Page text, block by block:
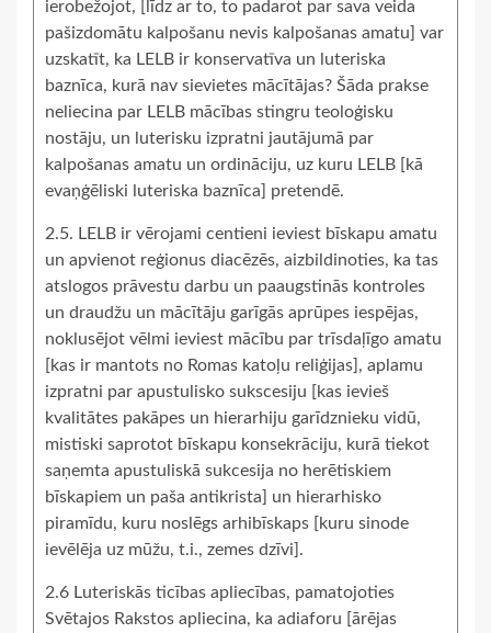
ierobežojot, [līdz ar to, to padarot par sava veida
pašizdomātu kalpošanu nevis kalpošanas amatu] var
uzskatīt, ka LELB ir konservatīva un luteriska
baznīca, kurā nav sievietes mācītājas? Šāda prakse
neliecina par LELB mācības stingru teoloģisku
nostāju, un luterisku izpratni jautājumā par
kalpošanas amatu un ordināciju, uz kuru LELB [kā
evaņģēliski luteriska baznīca] pretendē.
2.5. LELB ir vērojami centieni ieviest bīskapu amatu
un apvienot reģionus diacēzēs, aizbildinoties, ka tas
atslogos prāvestu darbu un paaugstinās kontroles
un draudžu un mācītāju garīgās aprūpes iespējas,
noklusējot vēlmi ieviest mācību par trīsdaļīgo amatu
[kas ir mantots no Romas katoļu reliģijas], aplamu
izpratni par apustulisko sukscesiju [kas ievieš
kvalitātes pakāpes un hierarhiju garīdznieku vidū,
mistiski saprotot bīskapu konsekrāciju, kurā tiekot
saņemta apustuliskā sukcesija no herētiskiem
bīskapiem un paša antikrista] un hierarhisko
piramīdu, kuru noslēgs arhibīskaps [kuru sinode
ievēlēja uz mūžu, t.i., zemes dzīvi].
2.6 Luteriskās ticības apliecības, pamatojoties
Svētajos Rakstos apliecina, ka adiaforu [ārējas